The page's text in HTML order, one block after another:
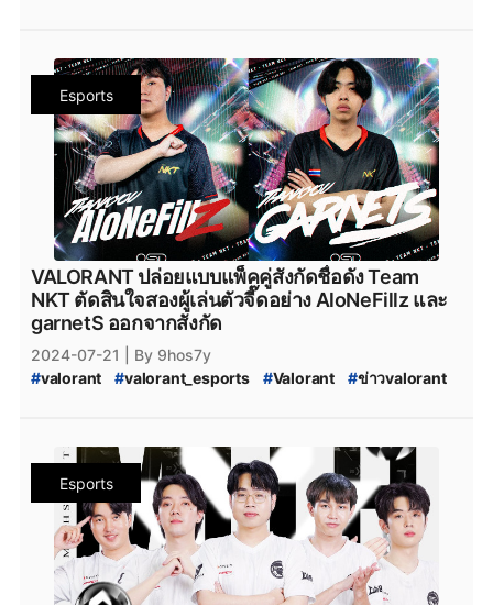
VCT_Pacific_2024_Acension_Tokyo #soop #SOOP
VALORANT_Ascension_Pacific_2024
VALORANT_Ascension_2024
VALORANT_Challengers_2024:_Thailand_Split_2
VCT_2024_Split_2
VALORANT_Challengers_2024_Split_2
VALORANT_Challengers_2024_Split_3 #MiTH_Kntz
MiTH-kntz #MiTH_Laz #Team_NKT_Laz
ทีมvalorant #valorantทีมไทย #Riot
เกมriotgames
# MiTH #mith #mith_valorant #mith.valorant
#riotgames # ESL #FPSThailand #fps #fpsthailand
# teamnkt_valorant #Team-NKT # team_nkt_valorant
#team_nkt #valorant_nkt
Esports
VALORANT ปล่อยแบบแพ็คคู่สังกัดชื่อดัง Team
NKT ตัดสินใจสองผู้เล่นตัวจี๊ดอย่าง AloNeFillz และ
garnetS ออกจากสังกัด
2024-07-21
| By 9hos7y
#valorant #valorant_esports #Valorant #ข่าวvalorant
VALORANT_Challengers_2024_Split_2
teamnkt_valorant # Team-NKT
team_nkt_valorant
ทีมvalorant valorantทีมไทย #Riot #เกมriotgames
FullSense #fullsense_valorant
fullsense
full_sense # valorant_full_sense #riotgames
afreecatv # afreecatv_valorant #
Afreeca
FPSThailand #fps #fpsthailand #soop #SOOP
Esports